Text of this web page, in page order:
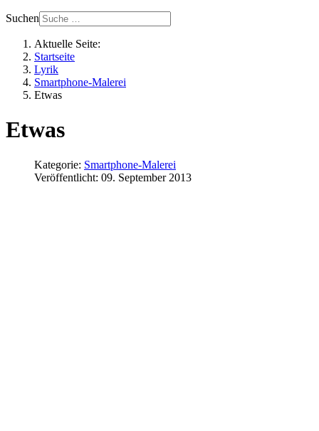
Suchen
Aktuelle Seite:
Startseite
Lyrik
Smartphone-Malerei
Etwas
Etwas
Kategorie: Smartphone-Malerei
Veröffentlicht: 09. September 2013